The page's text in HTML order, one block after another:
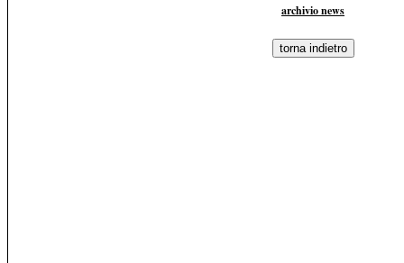
archivio news